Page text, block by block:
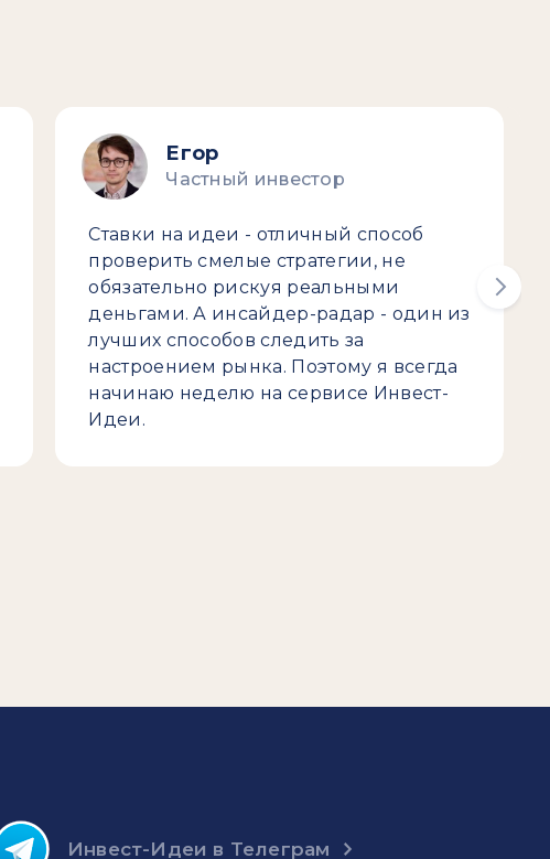
Егор
Частный инвестор
Ставки на идеи - отличный способ
проверить смелые стратегии, не
обязательно рискуя реальными
деньгами. А инсайдер-радар - один из
лучших способов следить за
настроением рынка. Поэтому я всегда
начинаю неделю на сервисе Инвест-
Идеи.
Инвест-Идеи в Телеграм